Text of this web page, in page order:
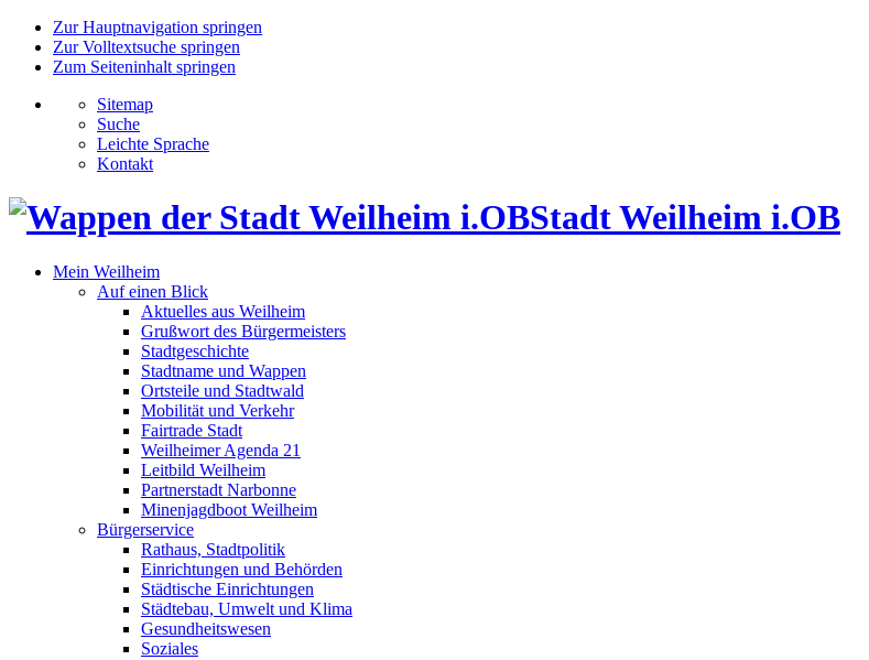
Zur Hauptnavigation springen
Zur Volltextsuche springen
Zum Seiteninhalt springen
Sitemap
Suche
Leichte Sprache
Kontakt
Stadt Weilheim i.OB
Mein Weilheim
Auf einen Blick
Aktuelles aus Weilheim
Grußwort des Bürgermeisters
Stadtgeschichte
Stadtname und Wappen
Ortsteile und Stadtwald
Mobilität und Verkehr
Fairtrade Stadt
Weilheimer Agenda 21
Leitbild Weilheim
Partnerstadt Narbonne
Minenjagdboot Weilheim
Bürgerservice
Rathaus, Stadtpolitik
Einrichtungen und Behörden
Städtische Einrichtungen
Städtebau, Umwelt und Klima
Gesundheitswesen
Soziales